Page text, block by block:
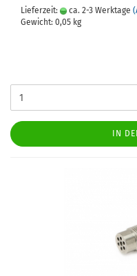
Lieferzeit: ca. 2-3 Werktage
Gewicht: 0,05 kg
IN